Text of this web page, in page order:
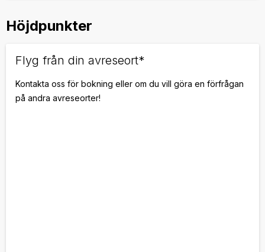
Höjdpunkter
Flyg från din avreseort*
Kontakta oss för bokning eller om du vill göra en förfrågan
på andra avreseorter!